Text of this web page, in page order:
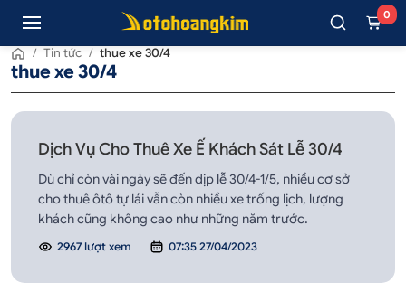
0
/ Tin tức / thue xe 30/4
thue xe 30/4
Dịch Vụ Cho Thuê Xe Ế Khách Sát Lễ 30/4
Dù chỉ còn vài ngày sẽ đến dịp lễ 30/4-1/5, nhiều cơ sở
cho thuê ôtô tự lái vẫn còn nhiều xe trống lịch, lượng
khách cũng không cao như những năm trước.
2967 lượt xem 07:35 27/04/2023